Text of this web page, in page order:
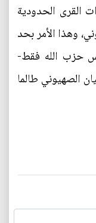
القرى الحدودية
وهذا الأمر بحد
حزب الله فقط-
الصهيوني طالما